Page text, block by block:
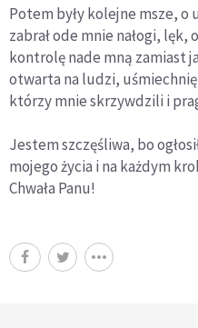
Potem były kolejne msze, o
zabrał ode mnie nałogi, lęk,
kontrolę nade mną zamiast
otwarta na ludzi,
którzy mnie skrzywdzili i
Jestem szczęśliwa, bo
mojego życia i na każdym
Chwała Panu!